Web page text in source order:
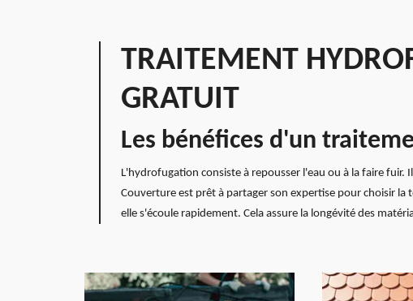
TRAITEMENT
GRATUIT
Les bénéfices d'un
L'hydrofugation consiste à repousser l'eau ou à la faire
Couverture est prêt à partager son expertise pour choisir
elle s'écoule rapidement. Cela assure la longévité des